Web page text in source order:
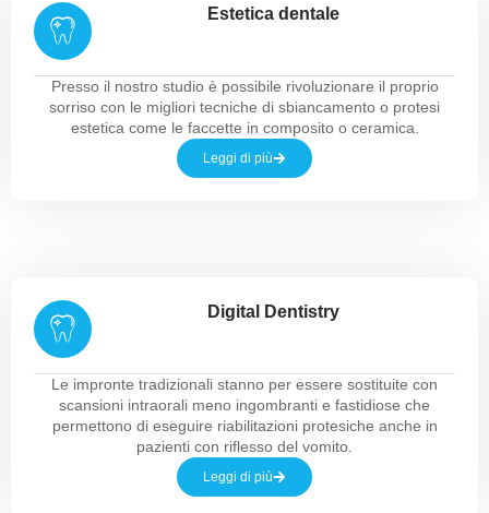
Estetica dentale
Presso il nostro studio è possibile rivoluzionare il proprio
sorriso con le migliori tecniche di sbiancamento o protesi
estetica come le faccette in composito o ceramica.
Leggi di più
Digital Dentistry
Le impronte tradizionali stanno per essere sostituite con
scansioni intraorali meno ingombranti e fastidiose che
permettono di eseguire riabilitazioni protesiche anche in
pazienti con riflesso del vomito.
Leggi di più